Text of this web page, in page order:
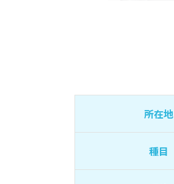
所在地
種目